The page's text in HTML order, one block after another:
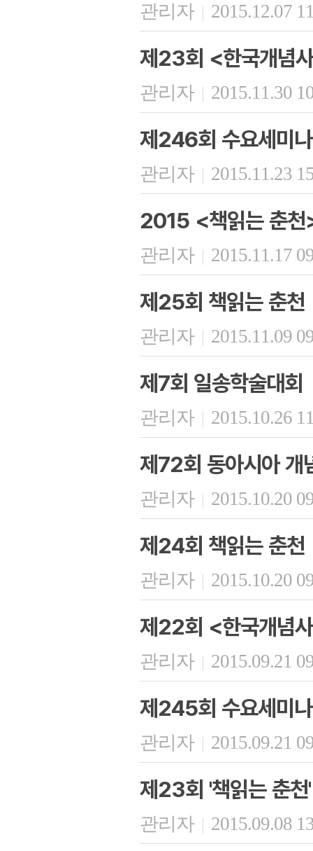
관리자 | 2015.12.07
제23회 <한국개념
관리자 | 2015.11.30
제246회 수요세미나
관리자 | 2015.11.23
2015 <책읽는 춘천
관리자 | 2015.11.17
제25회 책읽는 춘천
관리자 | 2015.11.09
제7회 일송학술대회
관리자 | 2015.10.26
제72회 동아시아 개
관리자 | 2015.10.20
제24회 책읽는 춘천
관리자 | 2015.10.20
제22회 <한국개념
관리자 | 2015.09.21
제245회 수요세미나
관리자 | 2015.09.21
제23회 '책읽는 춘천'
관리자 | 2015.09.08